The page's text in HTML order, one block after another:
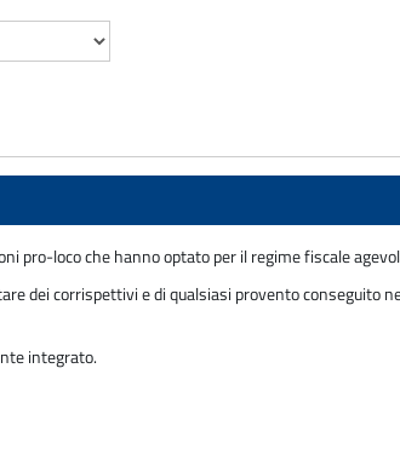
pro-loco che hanno optato per il regime fiscale
dei corrispettivi e di qualsiasi provento
integrato.